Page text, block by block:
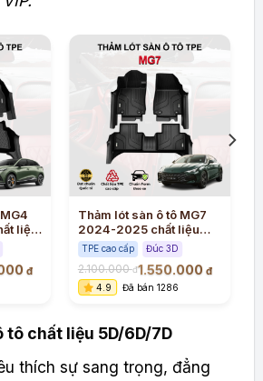
liệu
đ
Thảm lót sàn ô tô MG7
2024-2025 chất liệu
TPE nguyên khối theo
khung xe
TPE cao cấp Đúc 3D
2.100.000đ1.550.000 đ
4.9 Đã bán 1286
tô chất liệu 5D/6D/7D
thích sự sang trọng, đẳng